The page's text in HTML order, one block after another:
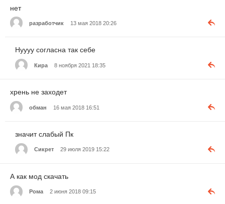
нет
разработчик 13 мая 2018 20:26
Нуууу согласна так себе
Кира 8 ноября 2021 18:35
хрень не заходет
обман 16 мая 2018 16:51
значит слабый Пк
Сикрет 29 июля 2019 15:22
А как мод скачать
Рома 2 июня 2018 09:15